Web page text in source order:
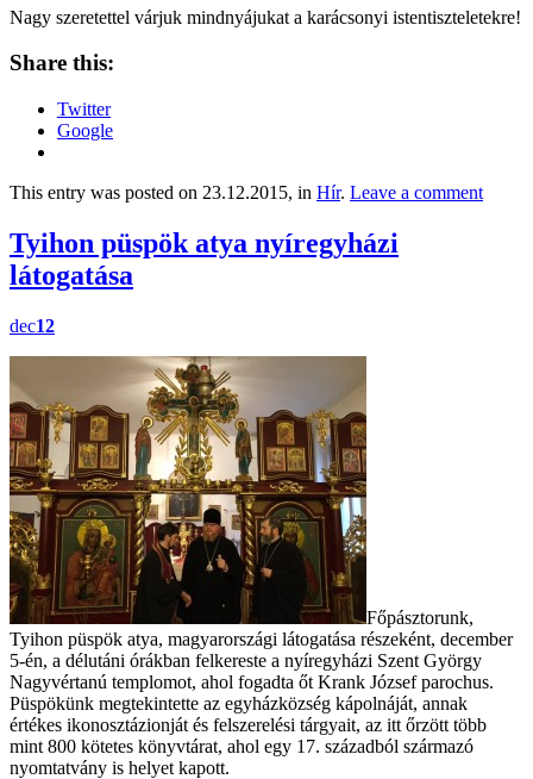
Nagy szeretettel várjuk mindnyájukat a karácsonyi istentiszteletekre!
Share this:
Twitter
Google
This entry was posted on 23.12.2015, in Hír. Leave a comment
Tyihon püspök atya nyíregyházi
látogatása
dec12
Főpásztorunk,
Tyihon püspök atya, magyarországi látogatása részeként, december
5-én, a délutáni órákban felkereste a nyíregyházi Szent György
Nagyvértanú templomot, ahol fogadta őt Krank József parochus.
Püspökünk megtekintette az egyházközség kápolnáját, annak
értékes ikonosztázionját és felszerelési tárgyait, az itt őrzött több
mint 800 kötetes könyvtárat, ahol egy 17. századból származó
nyomtatvány is helyet kapott.